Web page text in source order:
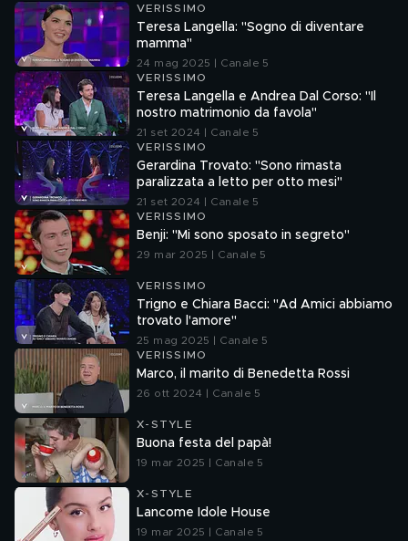
VERISSIMO
Teresa Langella: "Sogno di diventare
mamma"
24 mag 2025 | Canale 5
VERISSIMO
Teresa Langella e Andrea Dal Corso: "Il
nostro matrimonio da favola"
21 set 2024 | Canale 5
VERISSIMO
Gerardina Trovato: "Sono rimasta
paralizzata a letto per otto mesi"
21 set 2024 | Canale 5
VERISSIMO
Benji: "Mi sono sposato in segreto"
29 mar 2025 | Canale 5
VERISSIMO
Trigno e Chiara Bacci: "Ad Amici abbiamo
trovato l'amore"
25 mag 2025 | Canale 5
VERISSIMO
Marco, il marito di Benedetta Rossi
26 ott 2024 | Canale 5
X-STYLE
Buona festa del papà!
19 mar 2025 | Canale 5
X-STYLE
Lancome Idole House
19 mar 2025 | Canale 5